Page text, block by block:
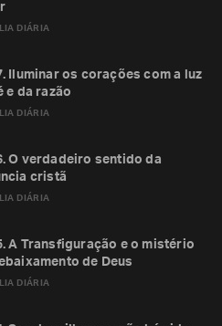
DIÁRIA
DIÁRIA
Iluminar os corações com a luz
e da razão
DIÁRIA
O verdadeiro sentido da
cristã
DIÁRIA
A Transfiguração e o mistério
de Deus